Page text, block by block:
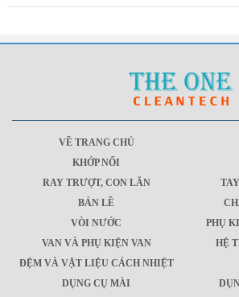
VỀ TRANG CHỦ
KHỚP NỐI
RAY TRƯỢT, CON LĂN
BẢN LỀ
VÒI NƯỚC
PHỤ
VAN VÀ PHỤ KIỆN VAN
HỆ
ĐỆM VÀ VẬT LIỆU CÁCH NHIỆT
DỤNG CỤ MÀI